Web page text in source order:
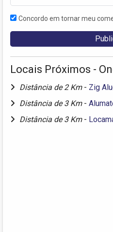
Concordo em tornar meu
Locais Próximos -
Distância de 2 Km - Zig
Distância de 3 Km -
Distância de 3 Km -